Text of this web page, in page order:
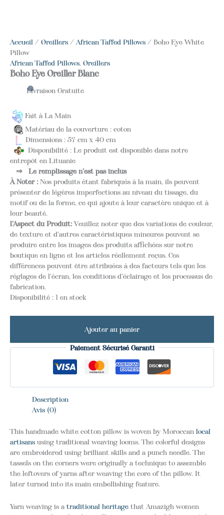
Accueil / Oreillers / African Taffed Pillows / Boho Eye White
Pillow
African Taffed Pillows, Oreillers
Boho Eye Oreiller Blanc
Livraison Gratuite
Fait à La Main
Matériau de la couverture : coton
Dimensions : 57 cm x 40 cm
Disponibilité : Le produit est disponible dans notre
entrepôt en Lituanie
⇒
Le remplissage n'est pas inclus
À Noter : Nos produits étant fabriqués à la main, ils peuvent
présenter de légères imperfections au niveau du tissage, du
motif ou de la forme, ce qui ajoute à leur caractère unique et à
leur beauté.
l'Aspect du Produit:Veuillez noter que des variations de couleur,
de texture et d'autres caractéristiques mineures peuvent se
produire entre les images des produits affichées sur notre
boutique en ligne et les articles réellement reçus. Ces
différences peuvent être attribuées à des facteurs tels que les
réglages de l'écran, les conditions d'éclairage et les processus de
fabrication.
Disponibilité : 1 en stock
Ajouter au panier
Paiement Sécurisé Garanti
Description
Avis (0)
This handmade white cotton pillow is woven by Moroccan local
artisans using traditional weaving looms. The colorful designs
are embroidered using brilliant skills and a punch needle. The
tassels on the corners were originally a technique to assemble
the leftovers of yarns after weaving the core of the pillow. It
later turned into its main embellishing feature.
Yarn weaving is atraditional heritage that Amazigh women